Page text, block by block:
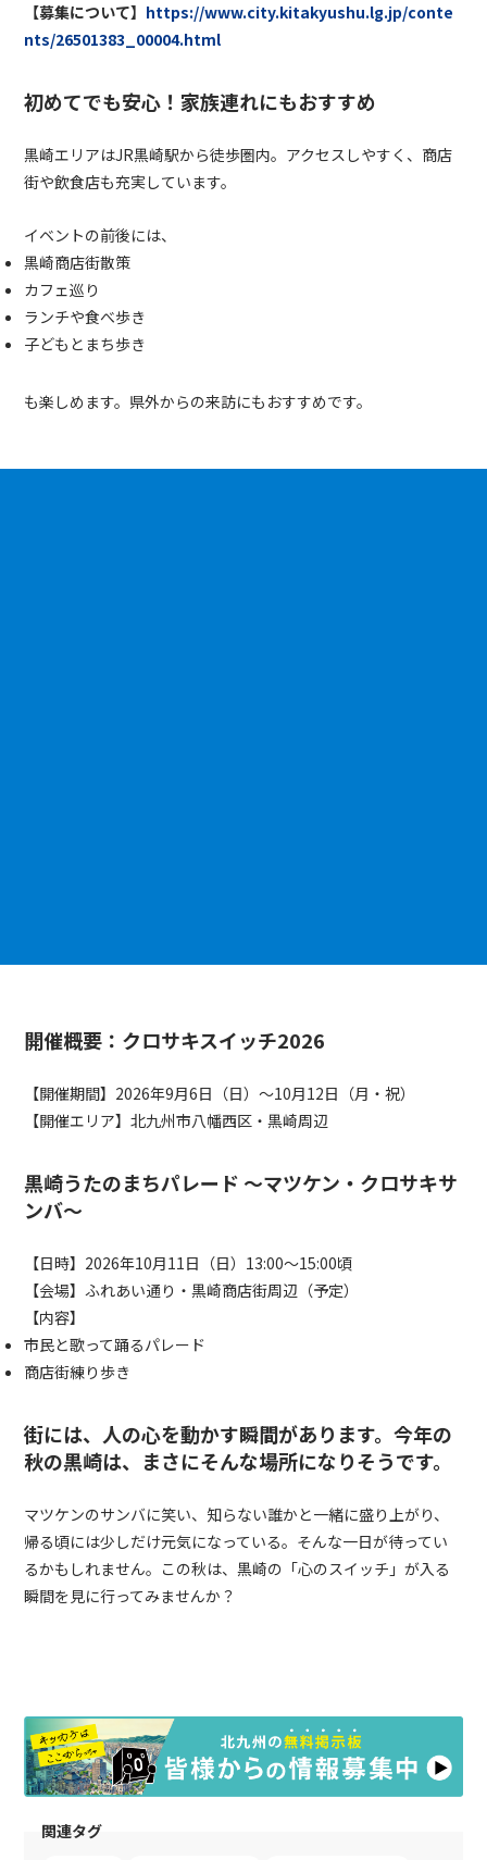
【募集について】 https://www.city.kitakyushu.lg.jp/conte
nts/26501383_00004.html
初めてでも安心！家族連れにもおすすめ
黒崎エリアはJR黒崎駅から徒歩圏内。アクセスしやすく、商店
街や飲食店も充実しています。
イベントの前後には、
黒崎商店街散策
カフェ巡り
ランチや食べ歩き
子どもとまち歩き
も楽しめます。県外からの来訪にもおすすめです。
開催概要： クロサキスイッチ2026
【開催期間】2026年9月6日（日）〜10月12日（月・祝）
【開催エリア】北九州市八幡西区・黒崎周辺
黒崎うたのまちパレード ～マツケン・クロサキサ
ンバ～
【日時】2026年10月11日（日）13:00〜15:00頃
【会場】ふれあい通り・黒崎商店街周辺（予定）
【内容】
市民と歌って踊るパレード
商店街練り歩き
街には、人の心を動かす瞬間があります。今年の
秋の黒崎は、まさにそんな場所になりそうです。
マツケンのサンバに笑い、知らない誰かと一緒に盛り上がり、
帰る頃には少しだけ元気になっている。そんな一日が待ってい
るかもしれません。この秋は、黒崎の「心のスイッチ」が入る
瞬間を見に行ってみませんか？
関連タグ